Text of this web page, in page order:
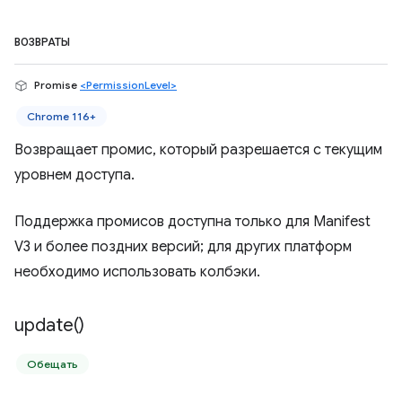
ВОЗВРАТЫ
Promise <PermissionLevel>
Chrome 116+
Возвращает промис, который разрешается с текущим
уровнем доступа.
Поддержка промисов доступна только для Manifest
V3 и более поздних версий; для других платформ
необходимо использовать колбэки.
update()
Обещать